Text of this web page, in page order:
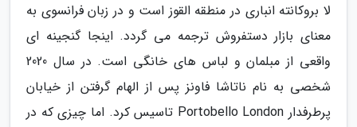
لا بروکانته انباری در منطقه القوز است و در زبان فرانسوی به
معنای بازار دستفروش ترجمه می گردد. اینجا گنجینه ای
واقعی از مبلمان و لباس های خانگی است. در سال 2020
شخصی به نام ناتاشا فاونز پس از الهام گرفتن از خیابان
پرطرفدار Portobello London تاسیس کرد. اما چیزی که در